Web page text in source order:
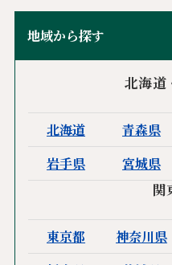
地域から探す
北海道
北海道 青森県
岩手県
宮城県
関
東京都 神奈川県